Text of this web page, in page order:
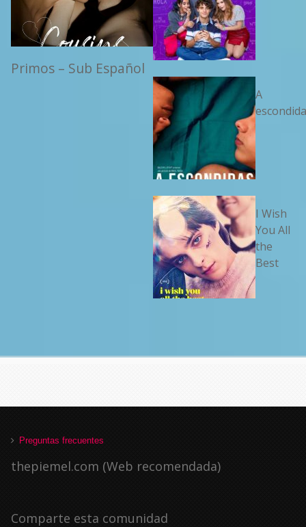
Primos – Sub Español
A
I Wish
You All
the
Best
Preguntas frecuentes
thepiemel.com (Web recomendada)
Comparte esta comunidad